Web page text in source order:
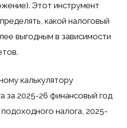
Этот инструмент
какой налоговый
выгодным в зависимости
калькулятору
за 2025-26 финансовый год
налога, 2025-